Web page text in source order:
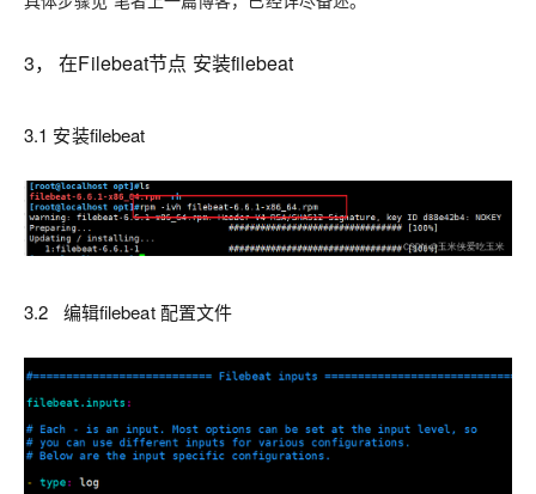
3， 在Filebeat节点 安装filebeat
3.1 安装filebeat
3.2 编辑filebeat 配置文件